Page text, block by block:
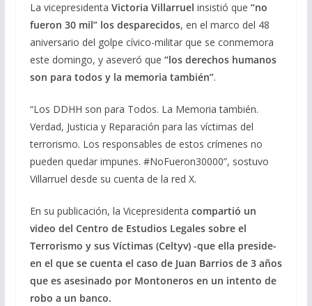
La vicepresidenta Victoria Villarruel insistió que “no
fueron 30 mil” los desparecidos, en el marco del 48
aniversario del golpe cívico-militar que se conmemora
este domingo, y aseveró que “los derechos humanos
son para todos y la memoria también”.
“Los DDHH son para Todos. La Memoria también.
Verdad, Justicia y Reparación para las víctimas del
terrorismo. Los responsables de estos crímenes no
pueden quedar impunes. #NoFueron30000”, sostuvo
Villarruel desde su cuenta de la red X.
En su publicación, la Vicepresidenta compartió un
video del Centro de Estudios Legales sobre el
Terrorismo y sus Víctimas (Celtyv) -que ella preside-
en el que se cuenta el caso de Juan Barrios de 3 años
que es asesinado por Montoneros en un intento de
robo a un banco.